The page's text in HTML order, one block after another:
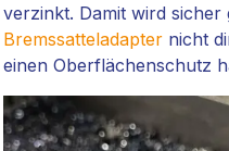
verzinkt. Damit wird sicher
Bremssatteladapternicht
einen Oberflächenschutz